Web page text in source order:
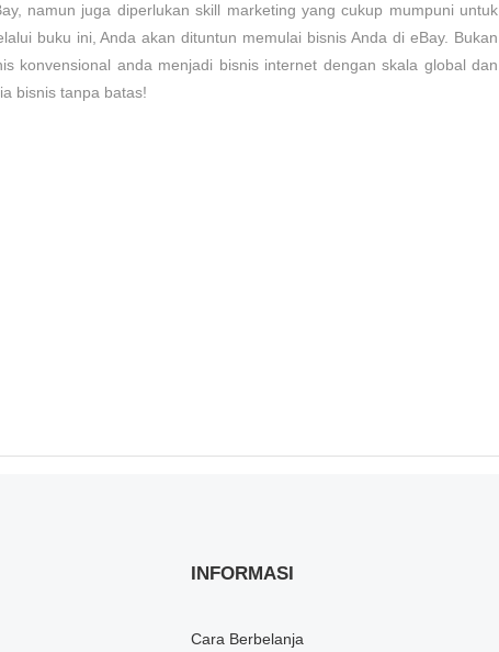
namun juga diperlukan skill marketing yang cukup mumpuni untuk
buku ini, Anda akan dituntun memulai bisnis Anda di eBay. Bukan
konvensional anda menjadi bisnis internet dengan skala global dan
bisnis tanpa batas!
INFORMASI
Cara Berbelanja